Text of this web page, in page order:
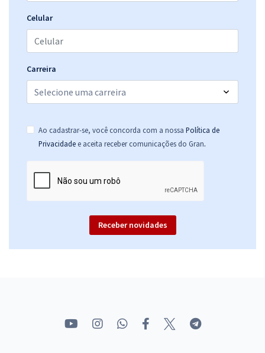
R$ 447,84à vista
Economize R$ 111,96 (-20%)
AMAZUL - Amazônia Azul Tecnologias de Defesa S.A - Analista em
Desenvolvimento de Tecnologia Nuclear e Defesa - Perfil 12:
R$ 479,92
39,99
Economize R$ 119,98 (-20%)
Comprar
R$ 354,24
à vista
Celular
Carreira
Ao cadastrar-se, você concorda com a nossa Política de
Privacidade e aceita receber comunicações do Gran.
Receber novidades